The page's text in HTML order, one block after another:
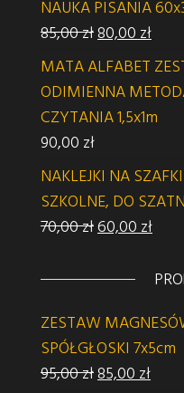
NAUKA PISANIA
85,00złPierwotna
80,00 zł
MATA ALFABET
ODIMIENNA
CZYTANIA 1,5x1m
90,00 zł
NAKLEJKI NA
SZKOLNE, DO
70,00złPierwotna
60,00 zł
ZESTAW
SPÓŁGŁOSKI 7x5cm
95,00złPierwotna
85,00 zł